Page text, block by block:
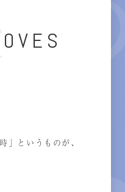
」というものが、